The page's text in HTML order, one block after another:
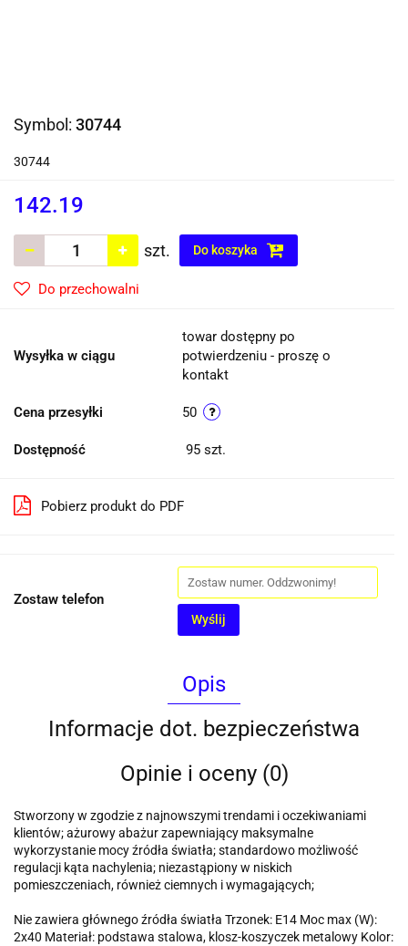
Symbol: 30744
30744
142.19
szt. Do koszyka
Do przechowalni
Wysyłka w ciągu
towar dostępny po
potwierdzeniu - proszę o
kontakt
Cena przesyłki 50
Dostępność 95 szt.
Pobierz produkt do PDF
Zostaw telefon
Wyślij
Opis
Informacje dot. bezpieczeństwa
Opinie i oceny (0)
Stworzony w zgodzie z najnowszymi trendami i oczekiwaniami
klientów; ażurowy abażur zapewniający maksymalne
wykorzystanie mocy źródła światła; standardowo możliwość
regulacji kąta nachylenia; niezastąpiony w niskich
pomieszczeniach, również ciemnych i wymagających;
Nie zawiera głównego źródła światła Trzonek: E14 Moc max (W):
2x40 Materiał: podstawa stalowa, klosz-koszyczek metalowy Kolor: